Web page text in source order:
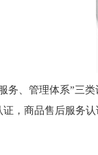
务、管理体系”三
，商品售后服务